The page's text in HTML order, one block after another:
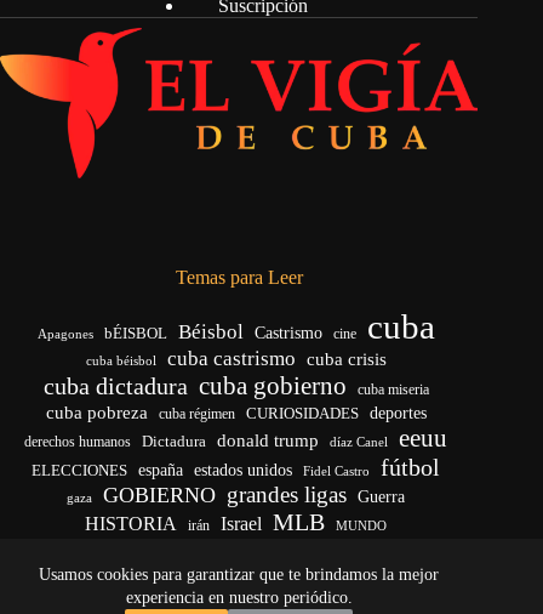
Usamos cookies para garantizar que te brindamos la mejor
experiencia en nuestro periódico.
Suscripción
Temas para Leer
Apagones bÉISBOL Béisbol Castrismo cine cuba
cuba béisbol cuba castrismo cuba crisis
cuba dictadura cuba gobierno cuba miseria
cuba pobreza cuba régimen CURIOSIDADES deportes
derechos humanos Dictadura donald trump díaz Canel eeuu
ELECCIONES españa estados unidos Fidel Castro fútbol
gaza GOBIERNO grandes ligas Guerra
HISTORIA irán Israel MLB MUNDO
Rusia
régimen cubano Trump Ucrania venezuela vida yankees